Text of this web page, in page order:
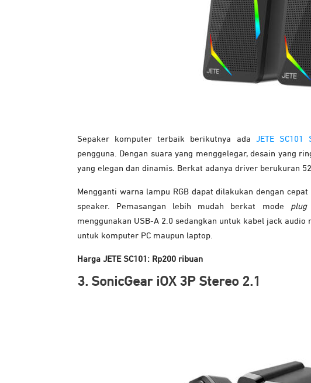
Sepaker komputer terbaik berikutnya ada JETE SC101
pengguna. Dengan suara yang menggelegar, desain yang
yang elegan dan dinamis. Berkat adanya driver berukuran
Mengganti warna lampu RGB dapat dilakukan dengan
speaker. Pemasangan lebih mudah berkat mode
menggunakan USB-A 2.0 sedangkan untuk kabel jack
untuk komputer PC maupun laptop.
Harga JETE SC101: Rp200 ribuan
3. SonicGear iOX 3P Stereo 2.1